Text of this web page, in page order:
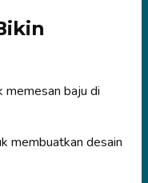
memesan baju di
membuatkan desain